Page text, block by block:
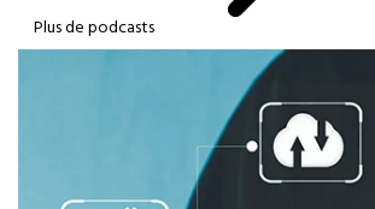
Plus de podcasts